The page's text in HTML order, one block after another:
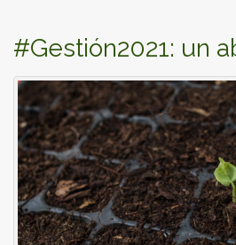
#Gestión2021: un